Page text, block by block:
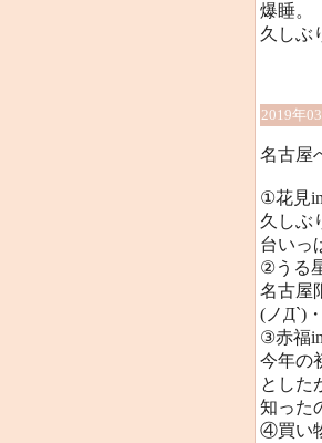
爆睡。
久しぶ
2019年
名古屋
①花見
久しぶ
台いっ
②うる
名古屋
(ノД`)
③赤福
今年の
とした
知った
④買い